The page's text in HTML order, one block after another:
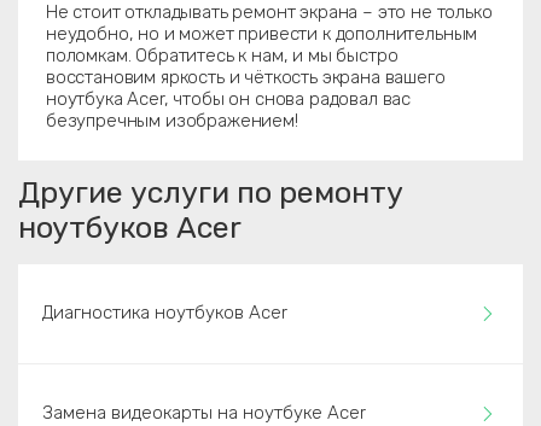
Не стоит откладывать ремонт экрана – это не только
неудобно, но и может привести к дополнительным
поломкам. Обратитесь к нам, и мы быстро
восстановим яркость и чёткость экрана вашего
ноутбука Acer, чтобы он снова радовал вас
безупречным изображением!
Другие услуги по ремонту
ноутбуков Acer
Диагностика ноутбуков Acer
Замена видеокарты на ноутбуке Acer